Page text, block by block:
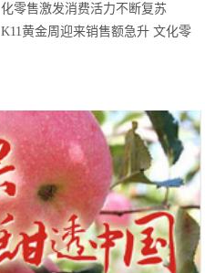
K11黄金周迎来销售额急升 文化零